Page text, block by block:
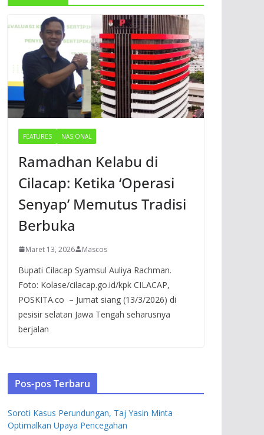
FEATURES NASIONAL
Ramadhan Kelabu di
Cilacap: Ketika ‘Operasi
Senyap’ Memutus Tradisi
Berbuka
Maret 13, 2026 Mascos
Bupati Cilacap Syamsul Auliya Rachman.
Foto: Kolase/cilacap.go.id/kpk CILACAP,
POSKITA.co – Jumat siang (13/3/2026) di
pesisir selatan Jawa Tengah seharusnya
berjalan
Pos-pos Terbaru
Soroti Kasus Perundungan, Taj Yasin Minta
Optimalkan Upaya Pencegahan